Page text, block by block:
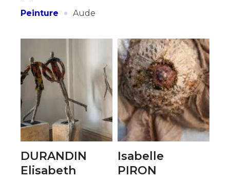
Peinture
· Aude
DURANDIN
Elisabeth
Isabelle
PIRON